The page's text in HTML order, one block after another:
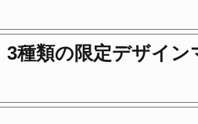
種類の限定デザイン